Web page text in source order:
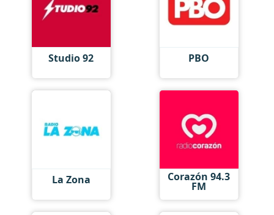
Studio 92 PBO
La Zona Corazón 94.3
FM